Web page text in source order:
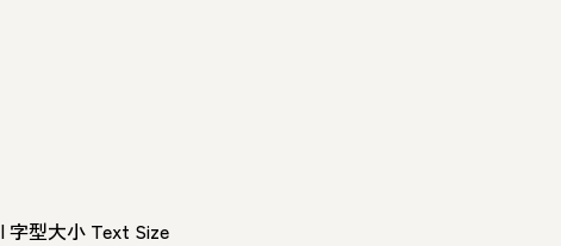
|字型大小 Text Size